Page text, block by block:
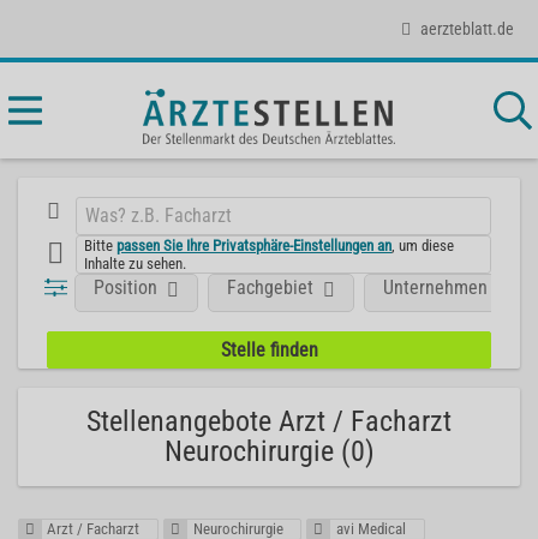
aerzteblatt.de
Bittepassen Sie Ihre Privatsphäre-Einstellungen an , um diese
Inhalte zu sehen.
Position Fachgebiet Unternehmen
Stellenangebote Arzt / Facharzt
Neurochirurgie (0)
Arzt / Facharzt Neurochirurgie avi Medical